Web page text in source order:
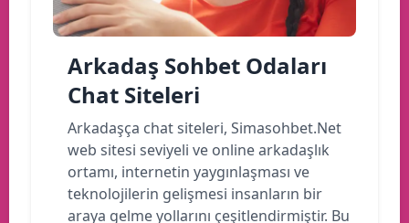
Arkadaş Sohbet Odaları
Chat Siteleri
Arkadaşça chat siteleri, Simasohbet.Net
web sitesi seviyeli ve online arkadaşlık
ortamı, internetin yaygınlaşması ve
teknolojilerin gelişmesi insanların bir
araya gelme yollarını çeşitlendirmiştir. Bu